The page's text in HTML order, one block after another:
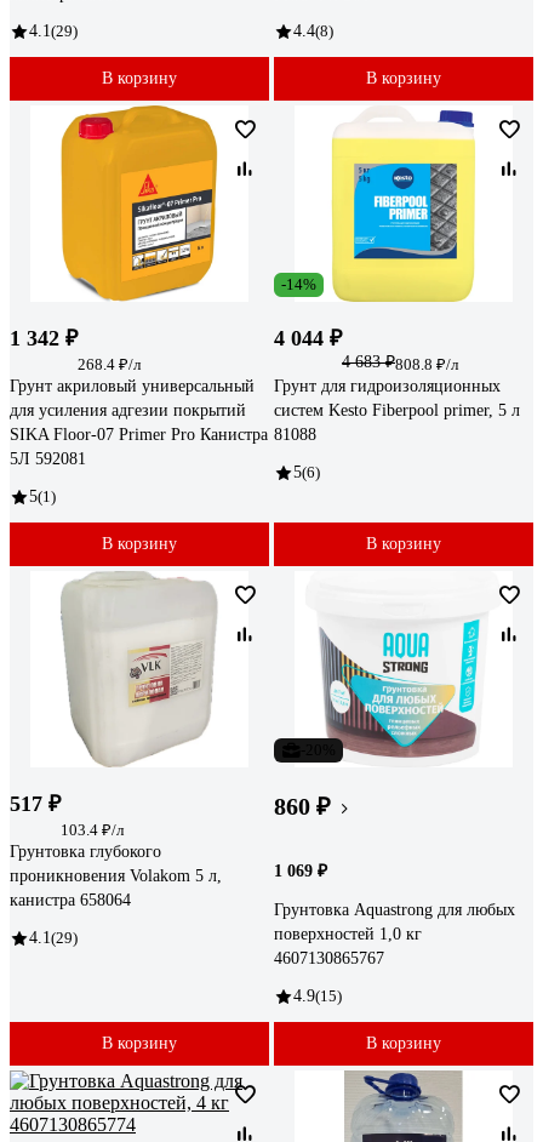
4.1 (29)
В корзину
4.4(8)
В корзину
1 342 ₽
268.4 ₽/л
Грунт акриловый универсальный
для усиления адгезии покрытий
SIKA Floor-07 Primer Pro Канистра
5Л 592081
5(1)
В корзину
-14%
4 044 ₽
4 683 ₽808.8 ₽/л
Грунт для гидроизоляционных
систем Kesto Fiberpool primer, 5 л
81088
5(6)
В корзину
517 ₽
103.4 ₽/л
Грунтовка глубокого
проникновения Volakom 5 л,
канистра 658064
4.1 (29)
В корзину
860 ₽
1 069 ₽
Грунтовка Aquastrong для любых
поверхностей 1,0 кг
4607130865767
4.9(15)
В корзину